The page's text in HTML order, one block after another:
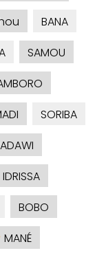
BANA
SAMOU
SORIBA
IDRISSA
BOBO
MANÉ